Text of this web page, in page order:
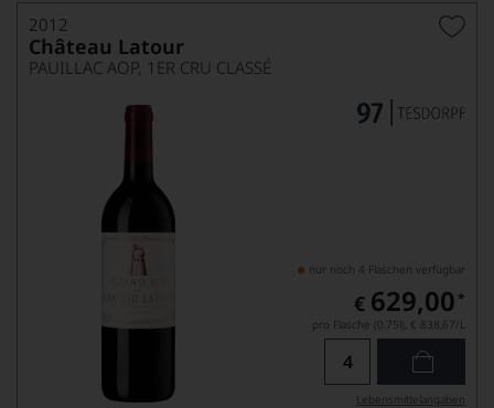
2012
Château Latour
PAUILLAC AOP, 1ER CRU CLASSÉ
nur noch 4 Flaschen verfügbar
€ 629,00 *
pro Flasche (0.75l), € 838,67/L
Lebensmittel­angaben